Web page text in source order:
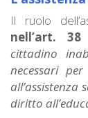
Il ruolo
nell’art.
cittadino
necessari
diritto